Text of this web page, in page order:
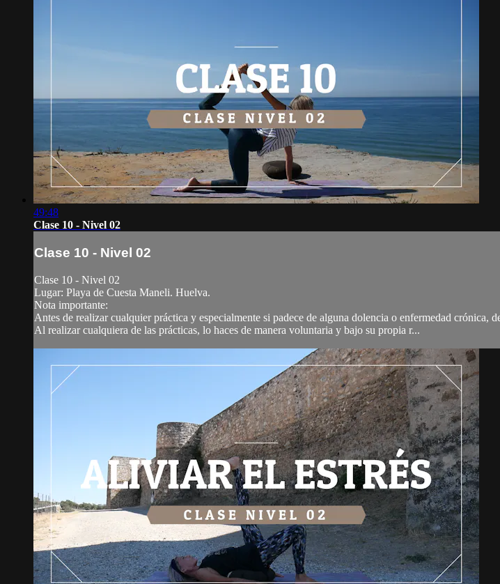
49:48
Clase 10 - Nivel 02
Clase 10 - Nivel 02
Clase 10 - Nivel 02
Lugar: Playa de Cuesta Maneli. Huelva.
Nota importante:
Antes de realizar cualquier práctica y especialmente si padece de alguna dolencia o enfermedad crónica,
Al realizar cualquiera de las prácticas, lo haces de manera voluntaria y bajo su propia r...